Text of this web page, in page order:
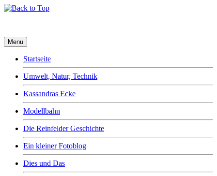
Menu
Startseite
Umwelt, Natur, Technik
Kassandras Ecke
Modellbahn
Die Reinfelder Geschichte
Ein kleiner Fotoblog
Dies und Das